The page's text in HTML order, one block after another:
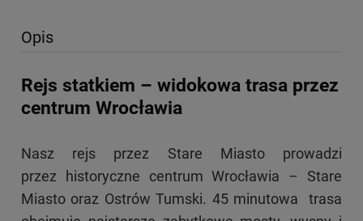
Opis
Rejs statkiem – widokowa trasa przez
centrum Wrocławia
Nasz rejs przez Stare Miasto prowadzi
przez historyczne centrum Wrocławia – Stare
Miasto oraz Ostrów Tumski. 45 minutowa trasa